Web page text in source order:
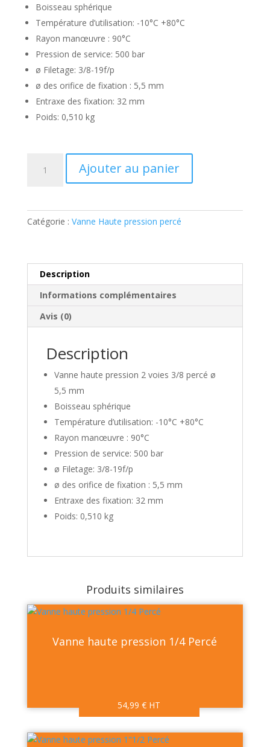
Boisseau sphérique
Température d’utilisation: -10°C +80°C
Rayon manœuvre : 90°C
Pression de service: 500 bar
ø Filetage: 3/8-19f/p
ø des orifice de fixation : 5,5 mm
Entraxe des fixation: 32 mm
Poids: 0,510 kg
Ajouter au panier
Catégorie : Vanne Haute pression percé
Description
Informations complémentaires
Avis (0)
Description
Vanne haute pression 2 voies 3/8 percé ø
5,5 mm
Boisseau sphérique
Température d’utilisation: -10°C +80°C
Rayon manœuvre : 90°C
Pression de service: 500 bar
ø Filetage: 3/8-19f/p
ø des orifice de fixation : 5,5 mm
Entraxe des fixation: 32 mm
Poids: 0,510 kg
Produits similaires
Vanne haute pression 1/4 Percé
54,99€ HT